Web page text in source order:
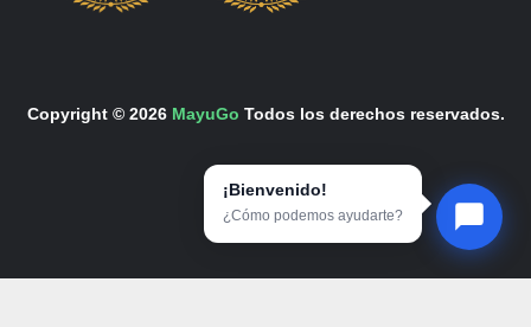
Copyright © 2026 MayuGo Todos los derechos reservados.
¡Bienvenido!
¿Cómo podemos ayudarte?